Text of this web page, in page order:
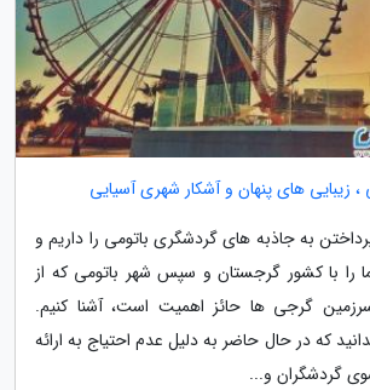
زیبایی های پنهان و آشکار شهری آسیایی
به جاذبه های گردشگری باتومی را داریم و
با کشور گرجستان و سپس شهر باتومی که از
گرجی ها حائز اهمیت است، آشنا کنیم.
که در حال حاضر به دلیل عدم احتیاج به ارائه
سوی گردشگران و...